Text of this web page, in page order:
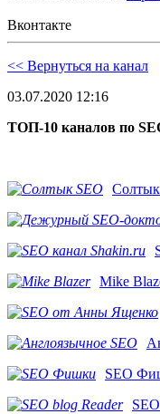
Вконтакте
<< Вернуться на канал
03.07.2020 12:16
ТОП-10 каналов по
Mike
SEO